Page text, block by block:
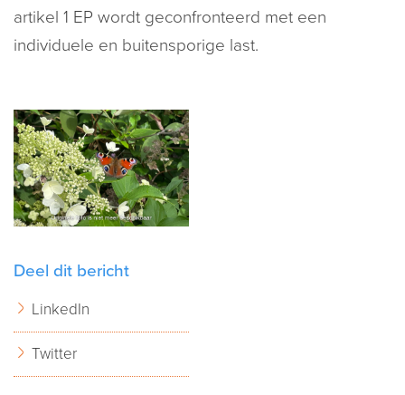
artikel 1 EP wordt geconfronteerd met een
individuele en buitensporige last.
Deel dit bericht
LinkedIn
Twitter